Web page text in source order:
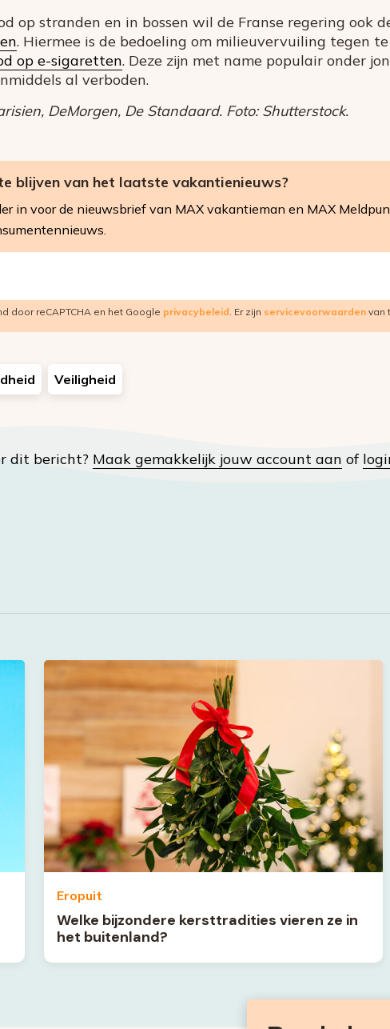
op stranden en in bossen wil de Franse regering ook
. Hiermee is de bedoeling om milieuvervuiling tegen
op e-sigaretten. Deze zijn met name populair onder
al verboden.
DeMorgen, De Standaard. Foto: Shutterstock.
blijven van het laatste vakantienieuws?
in voor de nieuwsbrief van MAX vakantieman en MAX
door reCAPTCHA en het Google privacybeleid . Er zijn servicevoorwaarden van
Veiligheid
dit bericht? Maak gemakkelijk jouw account aan of
Eropuit
Welke bijzondere kersttradities vieren ze in
het buitenland?